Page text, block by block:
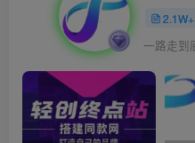
2.1W+
一路走到